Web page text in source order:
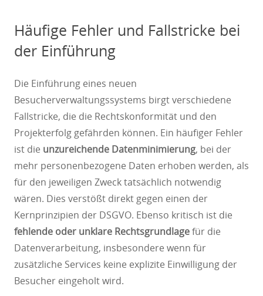
Häufige Fehler und Fallstricke bei
der Einführung
Die Einführung eines neuen
Besucherverwaltungssystems birgt verschiedene
Fallstricke, die die Rechtskonformität und den
Projekterfolg gefährden können. Ein häufiger Fehler
ist die unzureichende Datenminimierung, bei der
mehr personenbezogene Daten erhoben werden, als
für den jeweiligen Zweck tatsächlich notwendig
wären. Dies verstößt direkt gegen einen der
Kernprinzipien der DSGVO. Ebenso kritisch ist die
fehlende oder unklare Rechtsgrundlagefür die
Datenverarbeitung, insbesondere wenn für
zusätzliche Services keine explizite Einwilligung der
Besucher eingeholt wird.